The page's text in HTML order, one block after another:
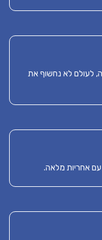
לעולם לא נחשוף את
עם אחריות מלאה.